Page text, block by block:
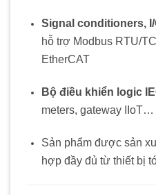
Signal conditioners,
hỗ trợ Modbus RTU/
EtherCAT
Bộ điều khiển logic
meters, gateway IIoT…
Sản phẩm được sản
hợp đầy đủ từ thiết bị